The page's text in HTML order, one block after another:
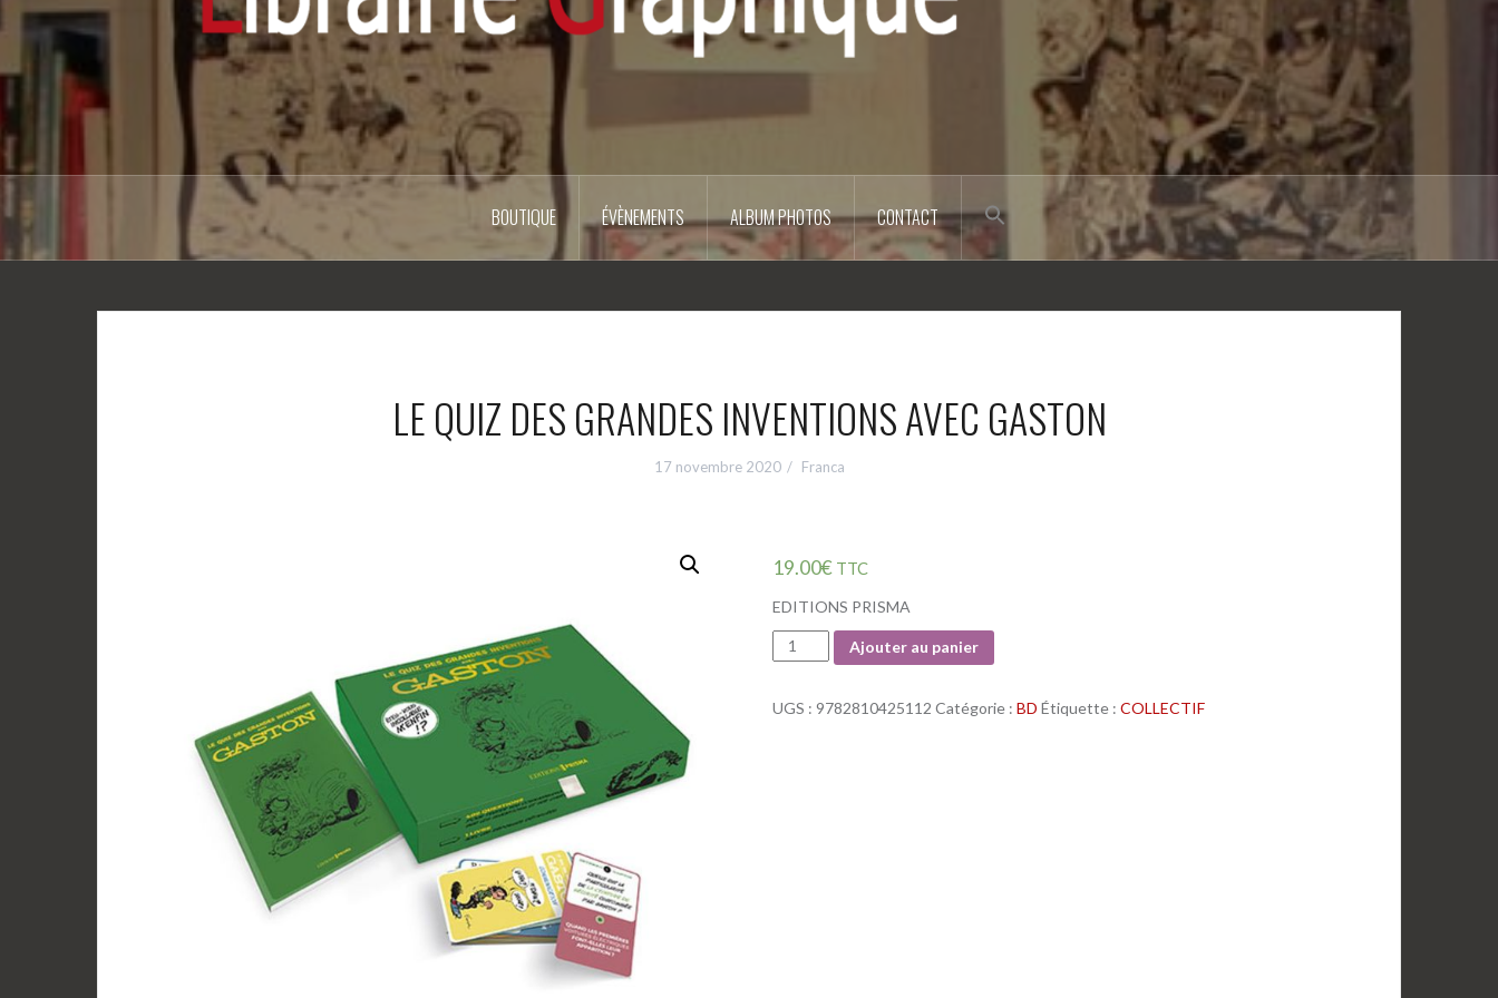
BOUTIQUE ÉVÈNEMENTS ALBUM PHOTOS CONTACT
LE QUIZ DES GRANDES INVENTIONS AVEC GASTON
17 novembre 2020 Franca
19.00€ TTC
EDITIONS PRISMA
Quantité
Ajouter au panier
UGS : 9782810425112 Catégorie : BD Étiquette : COLLECTIF